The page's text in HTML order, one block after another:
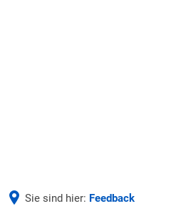
Sie sind hier: Feedback